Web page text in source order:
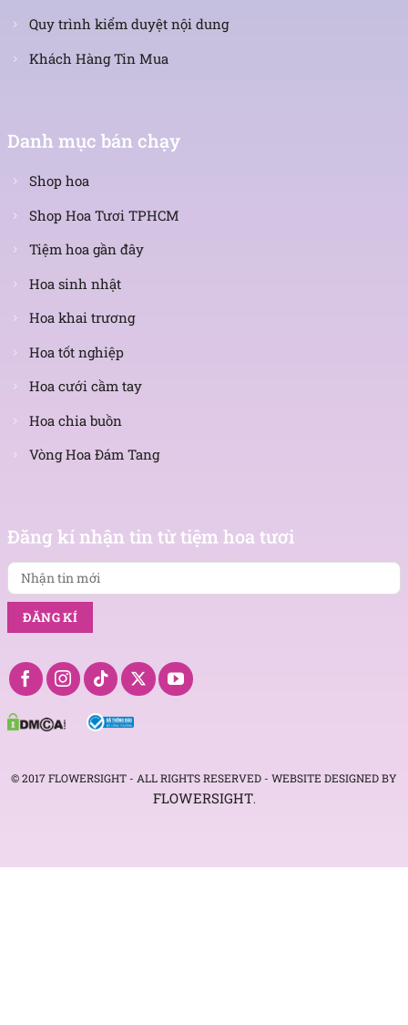
Quy trình kiểm duyệt nội dung
Khách Hàng Tin Mua
Danh mục bán chạy
Shop hoa
Shop Hoa Tươi TPHCM
Tiệm hoa gần đây
Hoa sinh nhật
Hoa khai trương
Hoa tốt nghiệp
Hoa cưới cầm tay
Hoa chia buồn
Vòng Hoa Đám Tang
Đăng kí nhận tin từ tiệm hoa tươi
tin
mới
© 2017 FLOWERSIGHT - ALL RIGHTS RESERVED - WEBSITE DESIGNED BY
FLOWERSIGHT.